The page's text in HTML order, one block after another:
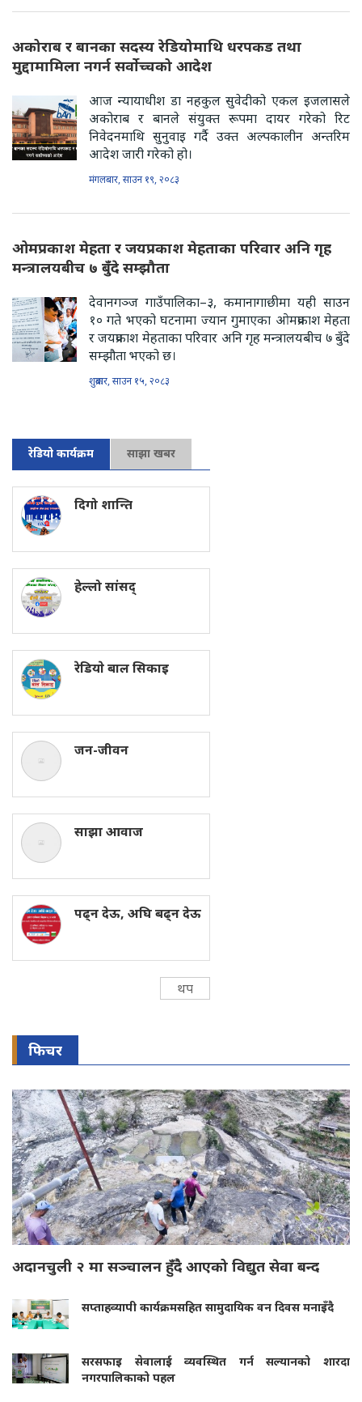
अकोराब र बानका सदस्य रेडियोमाथि धरपकड तथा
मुद्दामामिला नगर्न सर्वोच्चको आदेश
आज न्यायाधीश डा नहकुल सुवेदीको एकल इजलासले
अकोराब र बानले संयुक्त रूपमा दायर गरेको रिट
निवेदनमाथि सुनुवाइ गर्दै उक्त अल्पकालीन अन्तरिम
आदेश जारी गरेको हो।
मंगलबार, साउन १९, २०८३
ओमप्रकाश मेहता र जयप्रकाश मेहताका परिवार अनि गृह
मन्त्रालयबीच ७ बुँदे सम्झौता
देवानगञ्ज गाउँपालिका–३, कमानागाछीमा यही साउन
१० गते भएको घटनामा ज्यान गुमाएका ओमप्रकाश मेहता
र जयप्रकाश मेहताका परिवार अनि गृह मन्त्रालयबीच ७ बुँदे
सम्झौता भएको छ।
शुक्रबार, साउन १५, २०८३
रेडियो कार्यक्रम साझा खबर
दिगो शान्ति
हेल्लो सांसद्
रेडियाे बाल सिकाइ
जन-जीवन
साझा आवाज
पढ्न देऊ, अघि बढ्न देऊ
थप
फिचर
अदानचुली २ मा सञ्चालन हुँदै आएको विद्युत सेवा बन्द
सप्ताहव्यापी कार्यक्रमसहित सामुदायिक वन दिवस मनाइँदै
सरसफाइ सेवालाई व्यवस्थित गर्न सल्यानको शारदा
नगरपालिकाको पहल